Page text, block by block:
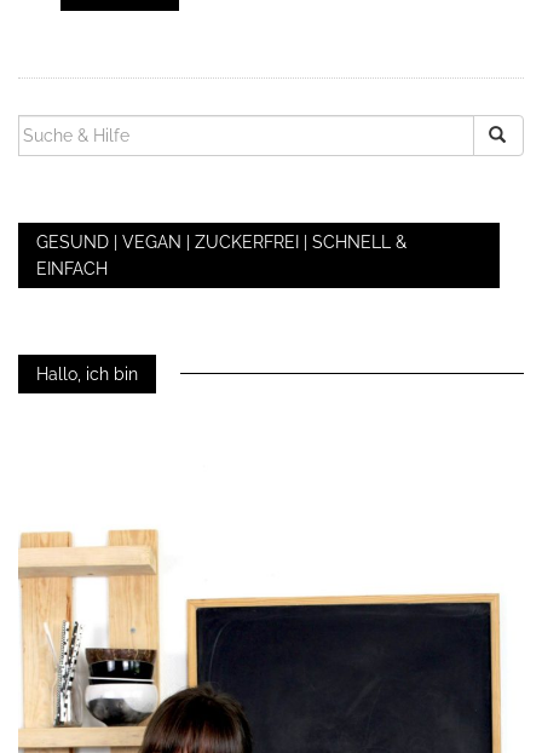
SUCHEN
NACH:
GESUND | VEGAN | ZUCKERFREI | SCHNELL &
EINFACH
Hallo, ich bin